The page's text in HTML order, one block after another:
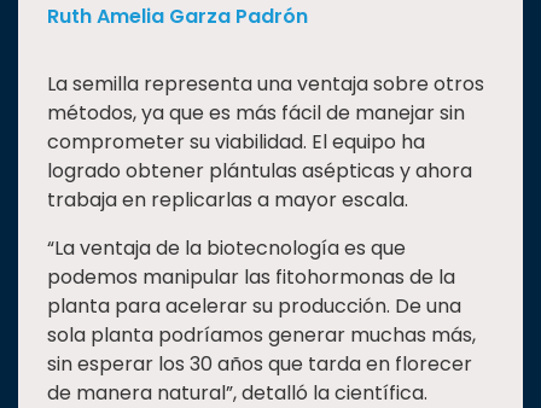
Ruth Amelia Garza Padrón
La semilla representa una ventaja sobre otros
métodos, ya que es más fácil de manejar sin
comprometer su viabilidad. El equipo ha
logrado obtener plántulas asépticas y ahora
trabaja en replicarlas a mayor escala.
“La ventaja de la biotecnología es que
podemos manipular las fitohormonas de la
planta para acelerar su producción. De una
sola planta podríamos generar muchas más,
sin esperar los 30 años que tarda en florecer
de manera natural”, detalló la científica.